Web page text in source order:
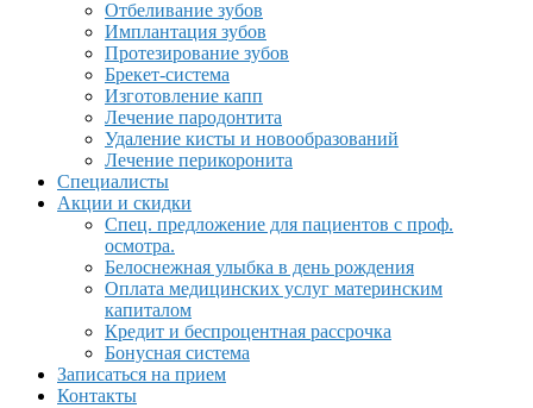
Отбеливание зубов
Имплантация зубов
Протезирование зубов
Брекет-система
Изготовление капп
Лечение пародонтита
Удаление кисты и новообразований
Лечение перикоронита
Специалисты
Акции и скидки
Спец. предложение для пациентов с проф.
осмотра.
Белоснежная улыбка в день рождения
Оплата медицинских услуг материнским
капиталом
Кредит и беспроцентная рассрочка
Бонусная система
Записаться на прием
Контакты